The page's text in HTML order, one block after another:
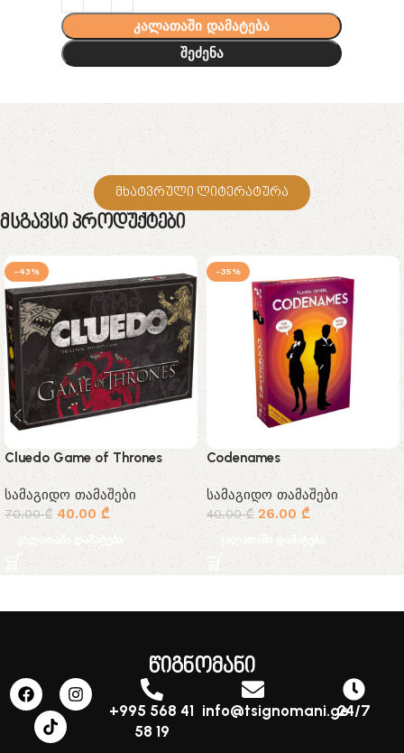
კალათაში დამატება
შეძენა
მხატვრული ლიტერატურა
Მსგავსი Პროდუქტები
-43%
Cluedo Game of Thrones
სამაგიდო თამაშები
70.00₾ 40.00 ₾
კალათაში დამატება
-35%
Codenames
სამაგიდო თამაშები
40.00₾ 26.00 ₾
კალათაში დამატება
წიგნომანი
+995 568 41
58 19
info@tsignomani.ge24/7